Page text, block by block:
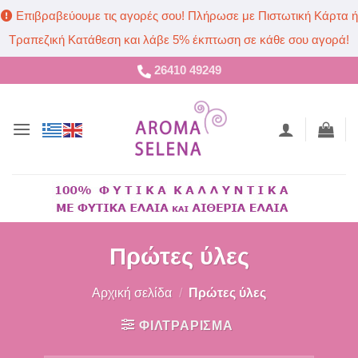
Επιβραβεύουμε τις αγορές σου! Πλήρωσε με Πιστωτική Κάρτα ή
Τραπεζική Κατάθεση και λάβε 5% έκπτωση σε κάθε σου αγορά!
στο
26410 49249
Πρώτες ύλες
Αρχική σελίδα / Πρώτες ύλες
ΦΙΛΤΡΑΡΙΣΜΑ